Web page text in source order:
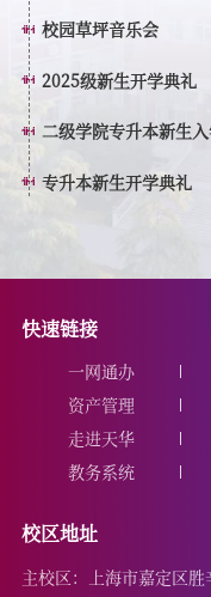
校园草坪音乐会
2025级新生开学典礼
二级学院专升本新生
专升本新生开学典礼
快速链接
一网通办
资产管理
走进天华
教务系统
校区地址
主校区：上海市嘉定区